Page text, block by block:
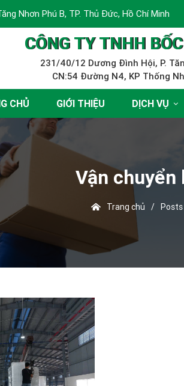
Nhơn Phú B, TP. Thủ Đức, Hồ Chí Minh
CÔNG TY TNHH
231/40/12 Dương Đình Hội, P.
CN:54 Đường N4, KP Thống
CHỦ GIỚI THIỆU DỊCH VỤ
Vận
Trang chủ /